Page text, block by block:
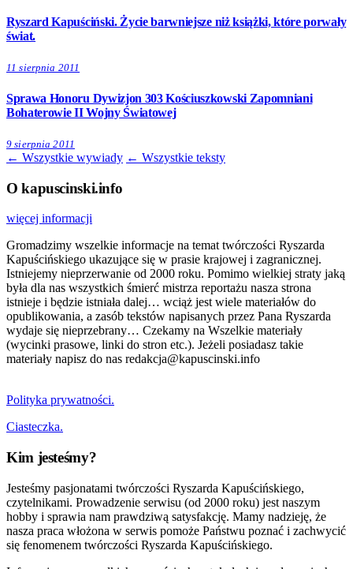
Ryszard Kapuściński. Życie barwniejsze niż książki, które porwały
świat.
11 sierpnia 2011
Sprawa Honoru Dywizjon 303 Kościuszkowski Zapomniani
Bohaterowie II Wojny Światowej
9 sierpnia 2011
← Wszystkie wywiady ← Wszystkie teksty
O kapuscinski.info
więcej informacji
Gromadzimy wszelkie informacje na temat twórczości Ryszarda
Kapuścińskiego ukazujące się w prasie krajowej i zagranicznej.
Istniejemy nieprzerwanie od 2000 roku. Pomimo wielkiej straty jaką
była dla nas wszystkich śmierć mistrza reportażu nasza strona
istnieje i będzie istniała dalej… wciąż jest wiele materiałów do
opublikowania, a zasób tekstów napisanych przez Pana Ryszarda
wydaje się nieprzebrany… Czekamy na Wszelkie materiały
(wycinki prasowe, linki do stron etc.). Jeżeli posiadasz takie
materiały napisz do nas redakcja@kapuscinski.info
Polityka prywatności.
Ciasteczka.
Kim jesteśmy?
Jesteśmy pasjonatami twórczości Ryszarda Kapuścińskiego,
czytelnikami. Prowadzenie serwisu (od 2000 roku) jest naszym
hobby i sprawia nam prawdziwą satysfakcję. Mamy nadzieję, że
nasza praca włożona w serwis pomoże Państwu poznać i zachwycić
się fenomenem twórczości Ryszarda Kapuścińskiego.